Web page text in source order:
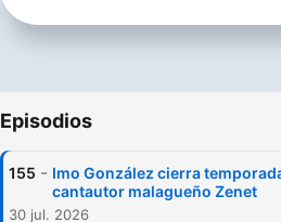
Episodios
155 - Imo González cierra
cantautor malagueño Zenet
30 jul. 2026